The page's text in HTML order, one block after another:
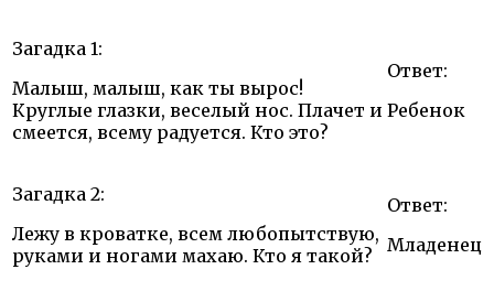
Загадка 1:
Малыш, малыш, как ты вырос!
Круглые глазки, веселый нос. Плачет и
смеется, всему радуется. Кто это?
Ответ:
Ребенок
Загадка 2:
Лежу в кроватке, всем любопытствую,
руками и ногами махаю. Кто я такой?
Ответ:
Младенец